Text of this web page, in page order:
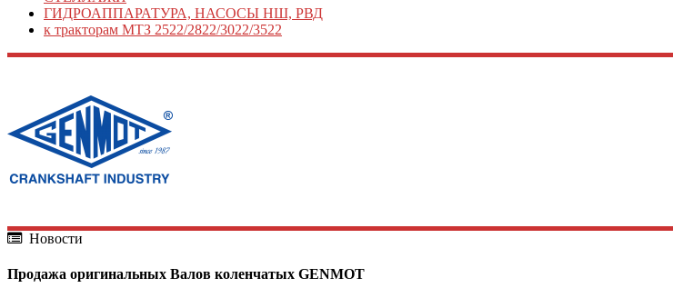
ГИДРОАППАРАТУРА, НАСОСЫ НШ, РВД
к тракторам МТЗ 2522/2822/3022/3522
Новости
Продажа оригинальных Валов коленчатых GENMOT